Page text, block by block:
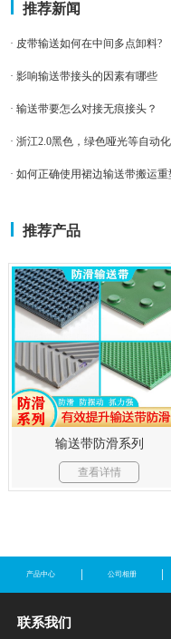
推荐新闻
· 皮带输送如何在中间多点卸料?
· 影响输送带接头的因素有哪些
· 输送带要怎么对接无痕接头？
推荐产品
输送带防滑系列
查看详情
产品中心 公司相册
联系我们